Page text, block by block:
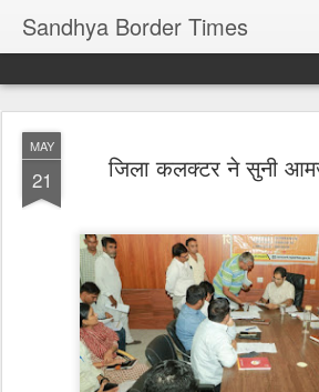
Sandhya Border Times
MAY
21 जिला कलक्टर ने सुनी